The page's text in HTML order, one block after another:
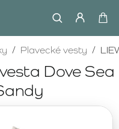
Dove Sea
Plavecké vesty